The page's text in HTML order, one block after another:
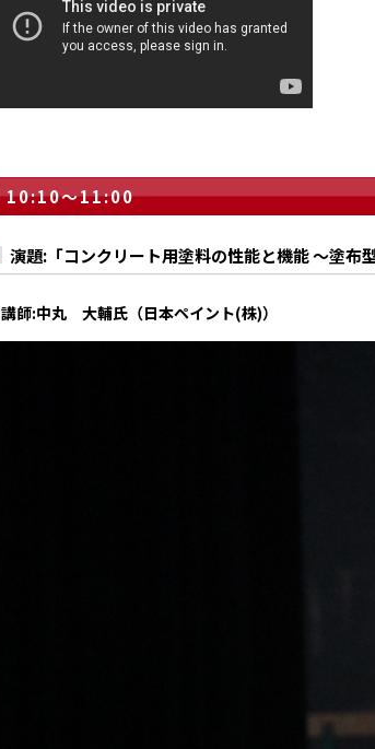
10:10～11:00
演題:「コンクリート用塗料の性能と機能 ～塗布
講師:中丸 大輔氏（日本ペイント(株)）